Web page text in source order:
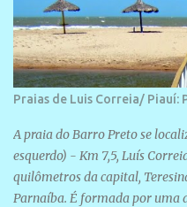
Praias de Luis Correia/ Piauí:
A praia do Barro Preto se
esquerdo) - Km 7,5, Luís
quilômetros da capital,
Parnaíba. É formada por uma